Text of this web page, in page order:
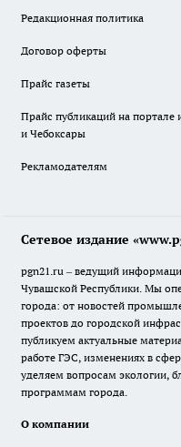
Редакционная политика
Договор оферты
Прайс газеты
Прайс публикаций на портале
и Чебоксары
Рекламодателям
Сетевое издание
pgn21.ru – ведущий
Чувашской Республики. Мы
города: от новостей
проектов до городской
публикуем актуальные
работе ГЭС, изменениях в
уделяем вопросам экологии,
программам города.
О компании